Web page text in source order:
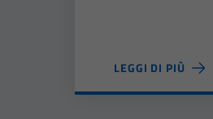
LEGGI DI PIÙ